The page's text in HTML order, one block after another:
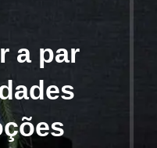
a par